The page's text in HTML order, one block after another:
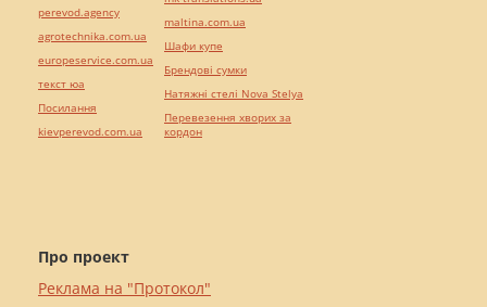
Про проект
Реклама на "Протокол"
perevod.agency
agrotechnika.com.ua
europeservice.com.ua
текст юа
Посилання
kievperevod.com.ua
maltina.com.ua
Шафи купе
Брендові сумки
Натяжні стелі Nova Stelya
Перевезення хворих за
кордон